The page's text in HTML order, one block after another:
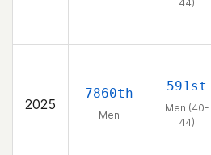
44)
2025
7860th
Men
591st
Men (40-
44)